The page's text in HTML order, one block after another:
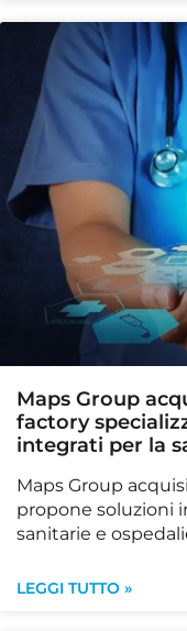
Maps Group
factory
integrati per la
Maps Group
propone soluzioni
sanitarie e
LEGGI TUTTO »